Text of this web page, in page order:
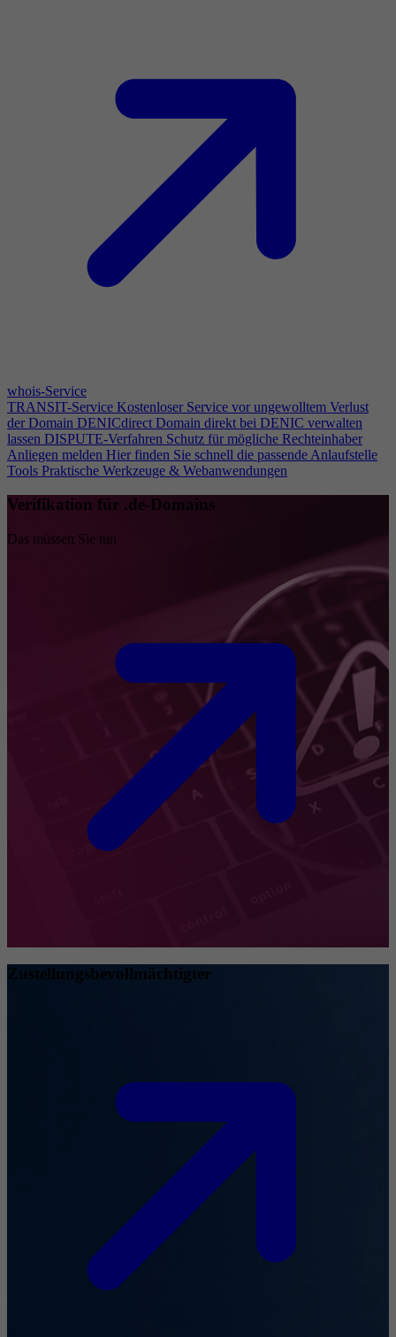
whois-Service
TRANSIT-Service Kostenloser Service vor ungewolltem Verlust
der Domain DENICdirect Domain direkt bei DENIC verwalten
lassen DISPUTE-Verfahren Schutz für mögliche Rechteinhaber
Anliegen melden Hier finden Sie schnell die passende Anlaufstelle
Tools Praktische Werkzeuge & Webanwendungen
Verifikation für .de-Domains
Das müssen Sie tun
Zustellungsbevollmächtigter